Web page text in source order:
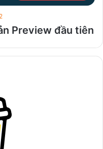
Preview đầu tiên